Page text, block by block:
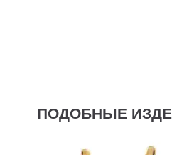
ПОДОБНЫЕ